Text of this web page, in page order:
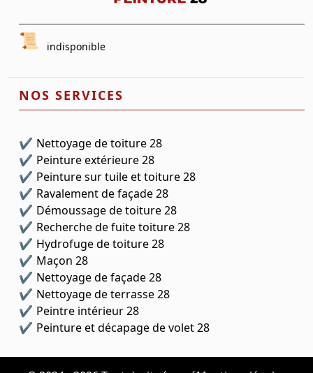
indisponible
NOS SERVICES
Nettoyage de toiture 28
Peinture extérieure 28
Peinture sur tuile et toiture 28
Ravalement de façade 28
Démoussage de toiture 28
Recherche de fuite toiture 28
Hydrofuge de toiture 28
Maçon 28
Nettoyage de façade 28
Nettoyage de terrasse 28
Peintre intérieur 28
Peinture et décapage de volet 28